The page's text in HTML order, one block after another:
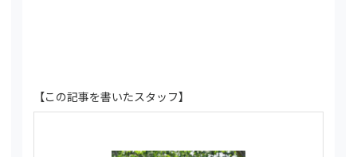
【この記事を書いたスタッフ】